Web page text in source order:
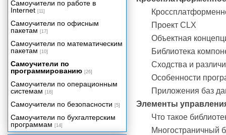
Проект CLX
Объектная
Библиотека
Сходства и
Особенности
Приложения баз
Элементы
Что такое
Многостраничный
Отчеты для приложений баз
данных
Стандартные технологии
Динамические библиотеки
Потоки и процессы
Многомерное представление
данных
Использование возможностей
Shell API
Самоучители по работе в
Internet [11]
Самоучители по офисным
пакетам [17]
Самоучители по математическим
пакетам [10]
Самоучители по
программированию [26]
Самоучители по операционным
системам [16]
Самоучители по безопасности [5]
Самоучители по бухгалтерским
программам [14]